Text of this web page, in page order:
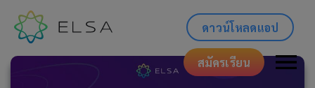
ดาวน์โหลดแอป
สมัครเรียน